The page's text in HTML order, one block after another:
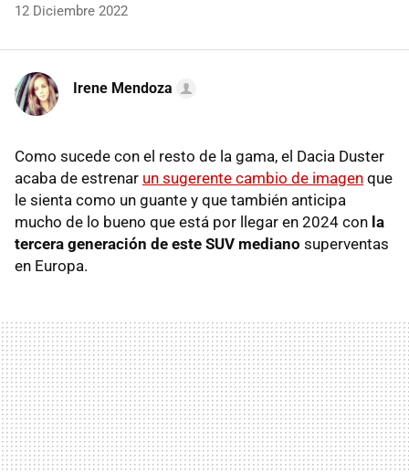
12 Diciembre 2022
Irene Mendoza
Como sucede con el resto de la gama, el Dacia Duster
acaba de estrenar un sugerente cambio de imagen que
le sienta como un guante y que también anticipa
mucho de lo bueno que está por llegar en 2024 con la
tercera generación de este SUV mediano superventas
en Europa.